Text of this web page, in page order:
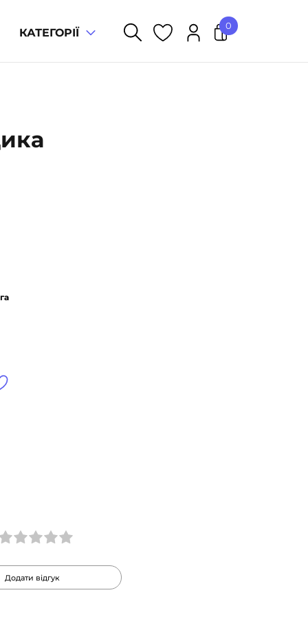
КАТЕГОРІЇ
0
У кошику немає товарів.
Додати відгук